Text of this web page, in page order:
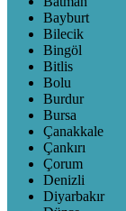
Bayburt
Bilecik
Bingöl
Bitlis
Bolu
Burdur
Bursa
Çanakkale
Çankırı
Çorum
Denizli
Diyarbakır